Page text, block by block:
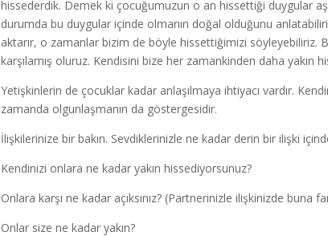
hissederdik. Demek ki çocuğumuzun o an hissettiği duygular
durumda bu duygular içinde olmanın doğal olduğunu
aktarır, o zamanlar bizim de böyle hissettiğimizi söyleyebiliriz.
karşılamış oluruz. Kendisini bize her zamankinden daha yakın
Yetişkinlerin de çocuklar kadar anlaşılmaya ihtiyacı vardır.
zamanda olgunlaşmanın da göstergesidir.
İlişkilerinize bir bakın. Sevdiklerinizle ne kadar derin bir ilişki
Kendinizi onlara ne kadar yakın hissediyorsunuz?
Onlara karşı ne kadar açıksınız? (Partnerinizle ilişkinizde buna
Onlar size ne kadar yakın?